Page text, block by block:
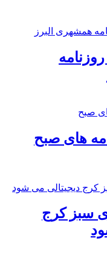
های صبح
سبز کرج